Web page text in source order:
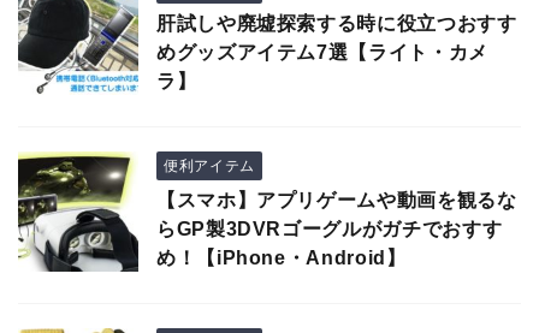
肝試しや廃墟探索する時に役立つおすす
めグッズアイテム7選【ライト・カメ
ラ】
便利アイテム
【スマホ】アプリゲームや動画を観るな
らGP製3DVRゴーグルがガチでおすす
め！【iPhone・Android】